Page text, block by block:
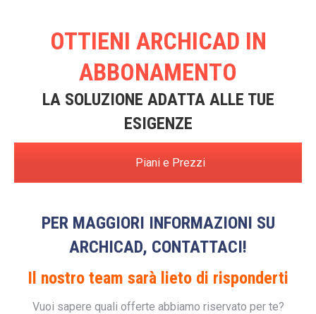
OTTIENI ARCHICAD IN
ABBONAMENTO
LA SOLUZIONE ADATTA ALLE TUE
ESIGENZE
Piani e Prezzi
PER MAGGIORI INFORMAZIONI SU
ARCHICAD, CONTATTACI!
Il nostro team sarà lieto di risponderti
Vuoi sapere quali offerte abbiamo riservato per te?